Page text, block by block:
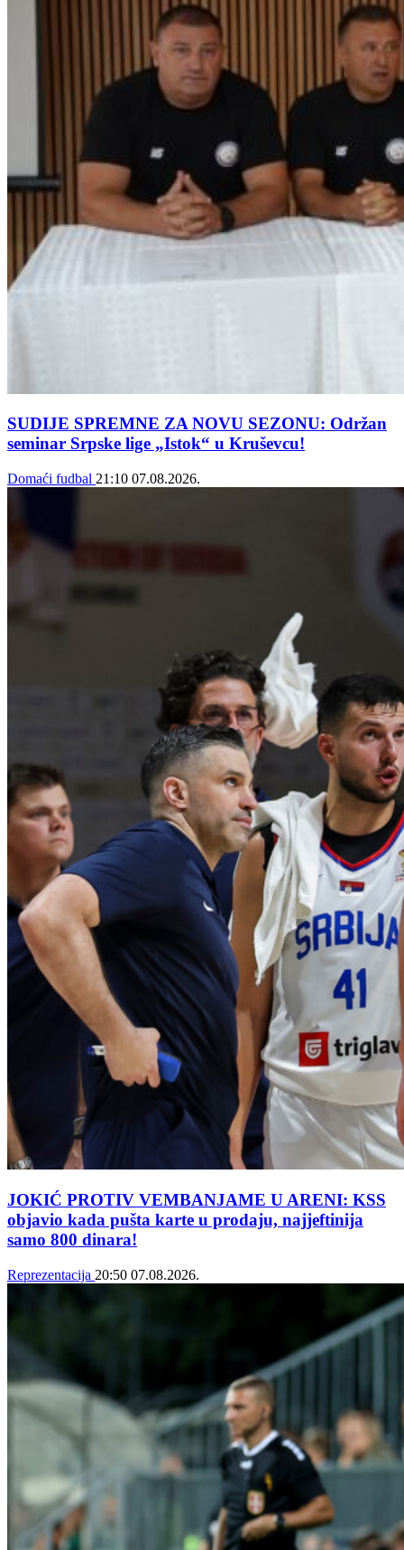
SUDIJE SPREMNE ZA NOVU SEZONU: Održan
seminar Srpske lige „Istok“ u Kruševcu!
Domaći fudbal 21:10 07.08.2026.
JOKIĆ PROTIV VEMBANJAME U ARENI: KSS
objavio kada pušta karte u prodaju, najjeftinija
samo 800 dinara!
Reprezentacija 20:50 07.08.2026.